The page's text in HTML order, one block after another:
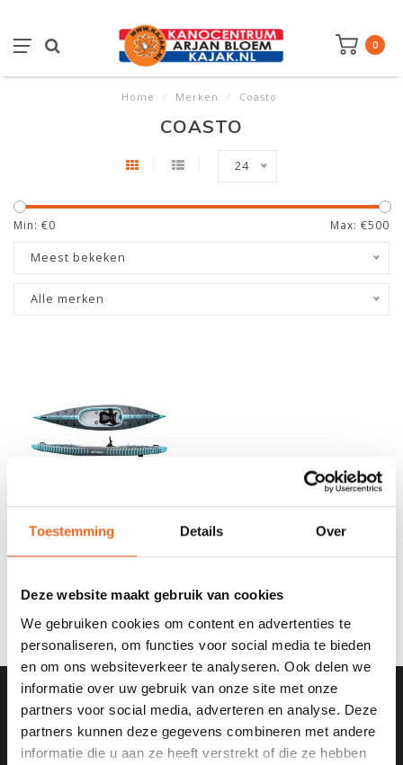
Toestemming Details Over
Deze website maakt gebruik van cookies
We gebruiken cookies om content en advertenties te
personaliseren, om functies voor social media te bieden
en om ons websiteverkeer te analyseren. Ook delen we
informatie over uw gebruik van onze site met onze
partners voor social media, adverteren en analyse. Deze
partners kunnen deze gegevens combineren met andere
informatie die u aan ze heeft verstrekt of die ze hebben
0
Home / Merken / Coasto
COASTO
24
Min: €0 Max: €500
Meest bekeken
Alle merken
COASTO CAPITOLE 385,
FULL DROPSTITCH
SCHRIJF JE IN VOOR ONZE
NIEUWSBRIEF